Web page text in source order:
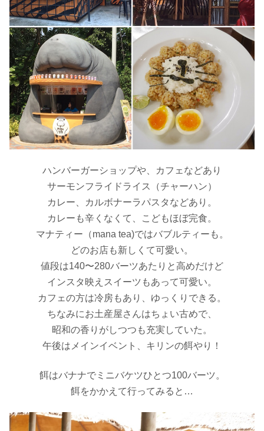
ハンバーガーショップや、カフェなどあり
サーモンフライドライス（チャーハン）
カレー、カルボナーラパスタなどあり。
カレーも辛くなくて、こどもほぼ完食。
マナティー（mana tea)ではバブルティーも。
どのお店も新しくて可愛い。
値段は140〜280バーツあたりと高めだけど
インスタ映えスイーツもあって可愛い。
カフェの方は冷房もあり、ゆっくりできる。
ちなみにお土産屋さんはちょい古めで、
昭和の香りがしつつも充実していた。
午後はメインイベント、キリンの餌やり！
餌はバナナでミニバケツひとつ100バーツ。
餌をかかえて行ってみると …